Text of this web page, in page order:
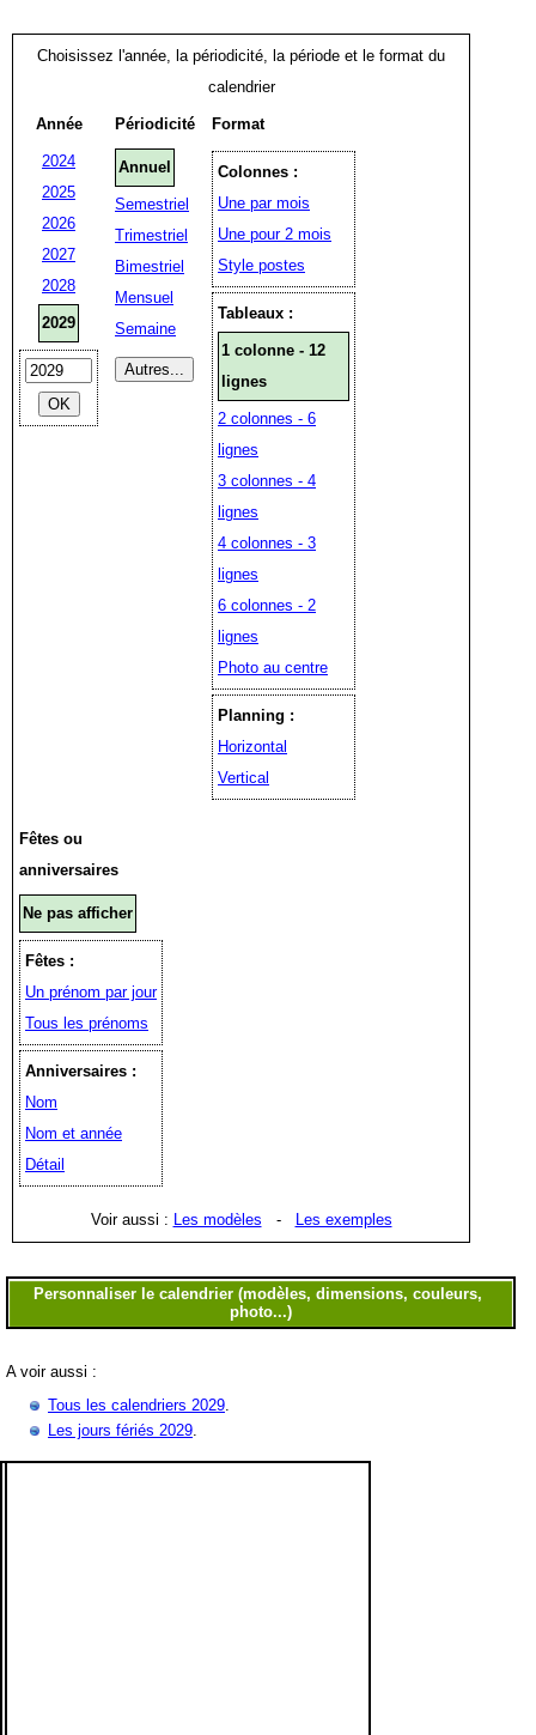
Choisissez l'année, la périodicité, la période et le format du
calendrier
Année
2024
2025
2026
2027
2028
2029
Périodicité
Annuel
Semestriel
Trimestriel
Bimestriel
Mensuel
Semaine
Format
Colonnes :
Une par mois
Une pour 2 mois
Style postes
Tableaux :
1 colonne - 12
lignes
2 colonnes - 6
lignes
3 colonnes - 4
lignes
4 colonnes - 3
lignes
6 colonnes - 2
lignes
Photo au centre
Planning :
Horizontal
Vertical
Fêtes ou
anniversaires
Ne pas afficher
Fêtes :
Un prénom par jour
Tous les prénoms
Anniversaires :
Nom
Nom et année
Détail
Voir aussi : Les modèles - Les exemples
A voir aussi :
Tous les calendriers 2029.
Les jours fériés 2029.